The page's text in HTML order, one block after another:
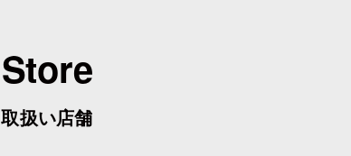
Store
取扱い店舗